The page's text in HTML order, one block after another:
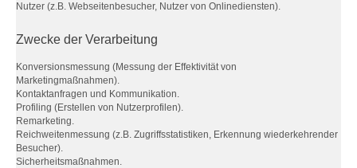
Nutzer (z.B. Webseitenbesucher, Nutzer von Onlinediensten).
Zwecke der Verarbeitung
Konversionsmessung (Messung der Effektivität von
Marketingmaßnahmen).
Kontaktanfragen und Kommunikation.
Profiling (Erstellen von Nutzerprofilen).
Remarketing.
Reichweitenmessung (z.B. Zugriffsstatistiken, Erkennung wiederkehrender
Besucher).
Sicherheitsmaßnahmen.